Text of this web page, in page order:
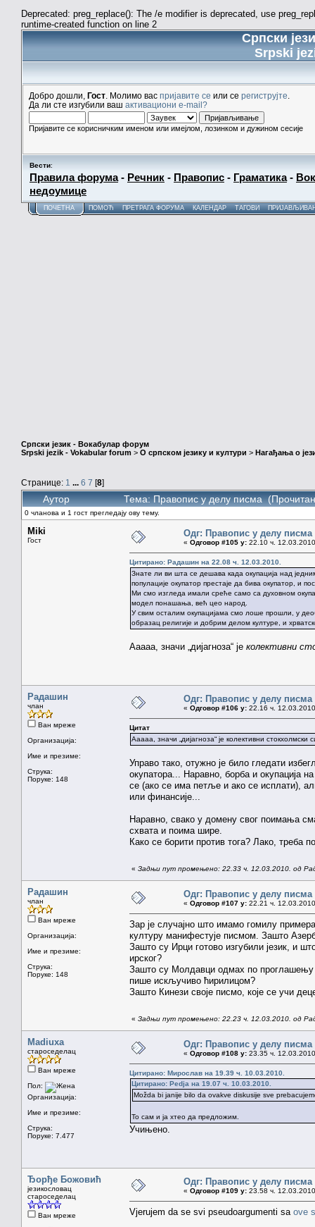
Deprecated: preg_replace(): The /e modifier is deprecated, use
runtime-created function on line 2
Српски
Srpski
Добро дошли, Гост . Молимо вас пријавите се или се региструјте
Да ли сте изгубили ваш активациони e-mail?
Пријавите се корисничким именом или имејлом, лозинком и дужином сесије
Вести:
Правила форума- Речник - Правопис - Граматика-
недоумице
ПОЧЕТНА ПОМОЋ ПРЕТРАГА ФОРУМА КАЛЕНДАР ТАГОВИ
Српски језик - Вокабулар форум
Srpski jezik - Vokabular forum > О српском језику и култури > Нагађања о
Странице: 1 ... 6 7 [8]
Аутор Тема: Правопис у делу писма
0 чланова и 1 гост прегледају ову тему.
Miki
Гост
Одг: Правопис у делу писма
« Одговор #105 у: 22.10 ч.
Цитирано: Радашин на 22.08 ч. 12.03.2010.
Знате ли ви шта се дешава када окупација над
популације окупатор престаје да бива окупатор, и
Ми смо изгледа имали среће само са духовном
модел понашања, већ цео народ.
У свим осталим окупацијама смо лоше прошли, у
образац религије и добрим делом културе, и
Ааааа, значи „дијагноза“ је колективни
Радашин
члан
Ван мреже
Организација:
Име и презиме:
Струка:
Поруке: 148
Одг: Правопис у делу писма
« Одговор #106 у: 22.16 ч.
Цитат
Ааааа, значи „дијагноза“ је колективни стокхолмски
Управо тако, отужно је било гледати
окупатора... Наравно, борба и окупација
се (ако се има петље и ако се исплати),
или финансије...
Наравно, свако у домену свог поимања
схвата и поима шире.
Како се борити против тога? Лако, треба
« Задњи пут промењено: 22.33 ч. 12.03.2010. од
Радашин
члан
Ван мреже
Организација:
Име и презиме:
Струка:
Поруке: 148
Одг: Правопис у делу писма
« Одговор #107 у: 22.21 ч.
Зар је случајно што имамо гомилу
културу манифестује писмом. Зашто
Зашто су Ирци готово изгубили језик, и
ирског?
Зашто су Молдавци одмах по
пише искључиво ћирилицом?
Зашто Кинези своје писмо, које се учи
« Задњи пут промењено: 22.23 ч. 12.03.2010. од
Madiuxa
староседелац
Ван мреже
Пол:
Организација:
Име и презиме:
Струка:
Поруке: 7.477
Одг: Правопис у делу писма
« Одговор #108 у: 23.35 ч.
Цитирано: Мирослав на 19.39 ч. 10.03.2010.
Цитирано: Pedja на 19.07 ч. 10.03.2010.
Možda bi janije bilo da ovakve diskusije sve
То сам и ја хтео да предложим.
Учињено.
Ђорђе Божовић
језикословац
староседелац
Ван мреже
Одг: Правопис у делу писма
« Одговор #109 у: 23.58 ч.
Vjerujem da se svi pseudoargumenti sa ove